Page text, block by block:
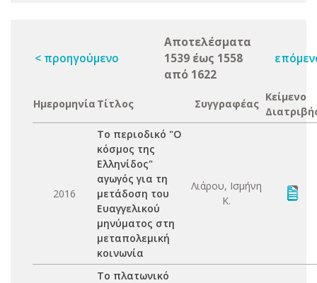
< προηγούμενο
Αποτελέσματα
1539 έως 1558
από 1622
Ημερομηνία Τίτλος Συγγραφέας
Κείμενο
2016
Το περιοδικό "Ο
κόσμος της
Ελληνίδος"
αγωγός για τη
μετάδοση του
Ευαγγελικού
μηνύματος στη
μεταπολεμική
κοινωνία
Λιάρου, Ισμήνη
Κ.
Το πλατωνικό